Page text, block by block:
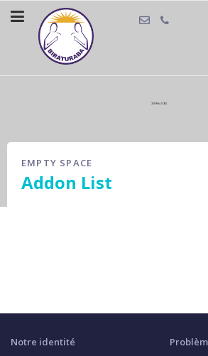
EMPTY SPACE
Addon List
Notre identité